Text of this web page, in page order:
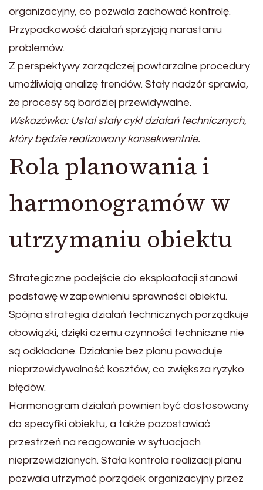
organizacyjny, co pozwala zachować kontrolę.
Przypadkowość działań sprzyjają narastaniu
problemów.
Z perspektywy zarządczej powtarzalne procedury
umożliwiają analizę trendów. Stały nadzór sprawia,
że procesy są bardziej przewidywalne.
Wskazówka: Ustal stały cykl działań technicznych,
który będzie realizowany konsekwentnie.
Rola planowania i
harmonogramów w
utrzymaniu obiektu
Strategiczne podejście do eksploatacji stanowi
podstawę w zapewnieniu sprawności obiektu.
Spójna strategia działań technicznych porządkuje
obowiązki, dzięki czemu czynności techniczne nie
są odkładane. Działanie bez planu powoduje
nieprzewidywalność kosztów, co zwiększa ryzyko
błędów.
Harmonogram działań powinien być dostosowany
do specyfiki obiektu, a także pozostawiać
przestrzeń na reagowanie w sytuacjach
nieprzewidzianych. Stała kontrola realizacji planu
pozwala utrzymać porządek organizacyjny przez